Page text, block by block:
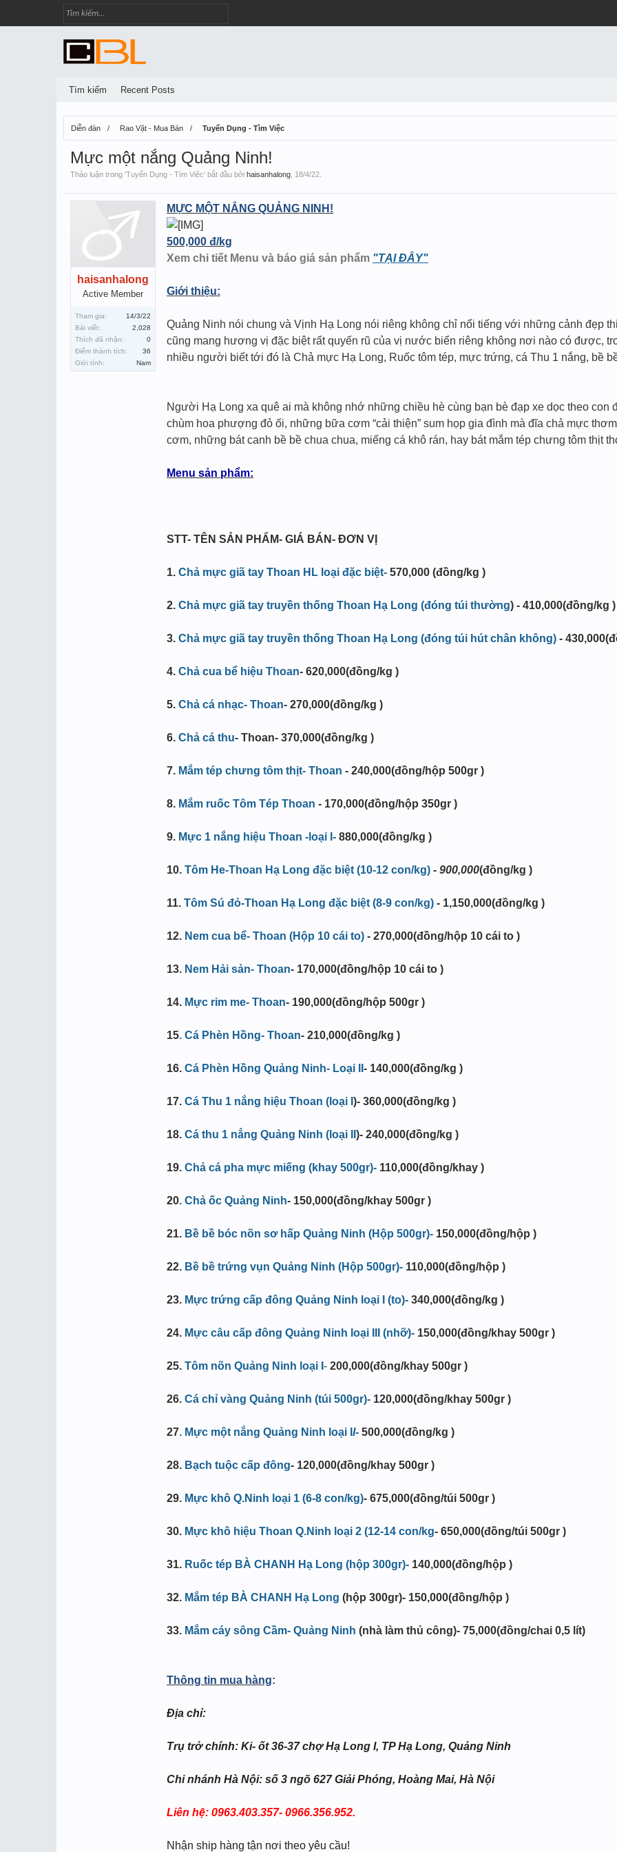
Diễn đàn Rao Vặt - Mua Bán Tuyển Dụng - Tìm Việc
Mực một nắng Quảng Ninh!
Thảo luận trong 'Tuyển Dụng - Tìm Việc' bắt đầu bởi haisanhalong 18/4/22
haisanhalong
Active Member
Tham gia:
14/3/22
Bài viết:
2,028
Thích đã nhận:
0
Điểm thành tích:
36
Giới tính:
Nam
MỰC MỘT NẮNG QUẢNG NINH!
500,000 đ/kg
Xem chi tiết Menu và báo giá sản phẩm "TẠI ĐÂY"
Giới thiệu:
Quảng Ninh nói chung và Vịnh Hạ Long nói riêng không chỉ nổi tiếng với những cảnh đẹp
cũng mang hương vị đặc biệt rất quyến rũ của vị nước biển riêng không nơi nào có được,
nhiều người biết tới đó là Chả mực Hạ Long, Ruốc tôm tép, mực trứng, cá Thu 1 nắng, bề
Người Hạ Long xa quê ai mà không nhớ những chiều hè cùng bạn bè đạp xe dọc theo
chùm hoa phượng đỏ ối, những bữa cơm “cải thiện” sum họp gia đình mà đĩa chả mực
cơm, những bát canh bề bề chua chua, miếng cá khô rán, hay bát mắm tép chưng tôm thịt
Menu sản phẩm:
STT- TÊN SẢN PHẨM- GIÁ BÁN- ĐƠN VỊ
1. Chả mực giã tay Thoan HL loại đặc biệt- 570,000 (đồng/kg )
2. Chả mực giã tay truyền thống Thoan Hạ Long (đóng túi thường) - 410,000(đồng/kg )
3. Chả mực giã tay truyền thống Thoan Hạ Long (đóng túi hút chân không) -
4. Chả cua bể hiệu Thoan- 620,000(đồng/kg )
5. Chả cá nhạc- Thoan- 270,000(đồng/kg )
6. Chả cá thu- Thoan- 370,000(đồng/kg )
7. Mắm tép chưng tôm thịt- Thoan - 240,000(đồng/hộp 500gr )
8. Mắm ruốc Tôm Tép Thoan - 170,000(đồng/hộp 350gr )
9. Mực 1 nắng hiệu Thoan -loại I- 880,000(đồng/kg )
10. Tôm He-Thoan Hạ Long đặc biệt (10-12 con/kg) - 900,000(đồng/kg )
11. Tôm Sú đỏ-Thoan Hạ Long đặc biệt (8-9 con/kg) - 1,150,000(đồng/kg )
12. Nem cua bể- Thoan (Hộp 10 cái to) - 270,000(đồng/hộp 10 cái to )
13. Nem Hải sản- Thoan- 170,000(đồng/hộp 10 cái to )
14. Mực rim me- Thoan- 190,000(đồng/hộp 500gr )
15. Cá Phèn Hồng- Thoan- 210,000(đồng/kg )
16. Cá Phèn Hồng Quảng Ninh- Loại II - 140,000(đồng/kg )
17. Cá Thu 1 nắng hiệu Thoan (loại I )- 360,000(đồng/kg )
18. Cá thu 1 nẳng Quảng Ninh (loại II )- 240,000(đồng/kg )
19. Chả cá pha mực miếng (khay 500gr)- 110,000(đồng/khay )
20. Chả ốc Quảng Ninh- 150,000(đồng/khay 500gr )
21. Bề bề bóc nõn sơ hấp Quảng Ninh (Hộp 500gr)- 150,000(đồng/hộp )
22. Bề bề trứng vụn Quảng Ninh (Hộp 500gr)- 110,000(đồng/hộp )
23. Mực trứng cấp đông Quảng Ninh loại I (to)- 340,000(đồng/kg )
24. Mực câu cấp đông Quảng Ninh loại III (nhỡ)- 150,000(đồng/khay 500gr )
25. Tôm nõn Quảng Ninh loại I - 200,000(đồng/khay 500gr )
26. Cá chỉ vàng Quảng Ninh (túi 500gr)- 120,000(đồng/khay 500gr )
27. Mực một nắng Quảng Ninh loại I I- 500,000(đồng/kg )
28. Bạch tuộc cấp đông- 120,000(đồng/khay 500gr )
29. Mực khô Q.Ninh loại 1 (6-8 con/kg)- 675,000(đồng/túi 500gr )
30. Mực khô hiệu Thoan Q.Ninh loại 2 (12-14 con/kg- 650,000(đồng/túi 500gr )
31. Ruốc tép BÀ CHANH Hạ Long (hộp 300gr)- 140,000(đồng/hộp )
32. Mắm tép BÀ CHANH Hạ Long (hộp 300gr)- 150,000(đồng/hộp )
33. Mắm cáy sông Cầm- Quảng Ninh (nhà làm thủ công)- 75,000(đồng/chai 0,5 lít)
Thông tin mua hàng:
Địa chỉ:
Trụ trở chính: Ki- ốt 36-37 chợ Hạ Long I, TP Hạ Long, Quảng Ninh
Chi nhánh Hà Nội: số 3 ngõ 627 Giải Phóng, Hoàng Mai, Hà Nội
Liên hệ: 0963.403.357- 0966.356.952.
Nhận ship hàng tận nơi theo yêu cầu!
Tìm kiếm Recent Posts